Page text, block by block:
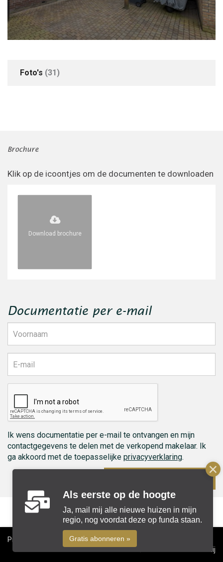
Foto's (31)
Brochure
Klik op de icoontjes om de documenten te downloaden
Download brochure
Documentatie per e-mail
Ik wens documentatie per e-mail te ontvangen en mijn
contactgegevens te delen met de verkopend makelaar. Ik
ga akkoord met de toepasselijke privacyverklaring.
Privacyverklaring CookiebeleidDisclaimer
© 2026 Beks Makelaardij
Als eerste op de hoogte
Ja, mail mij alle nieuwe huizen in mijn
regio, nog voordat deze op funda staan.
Gratis abonneren »